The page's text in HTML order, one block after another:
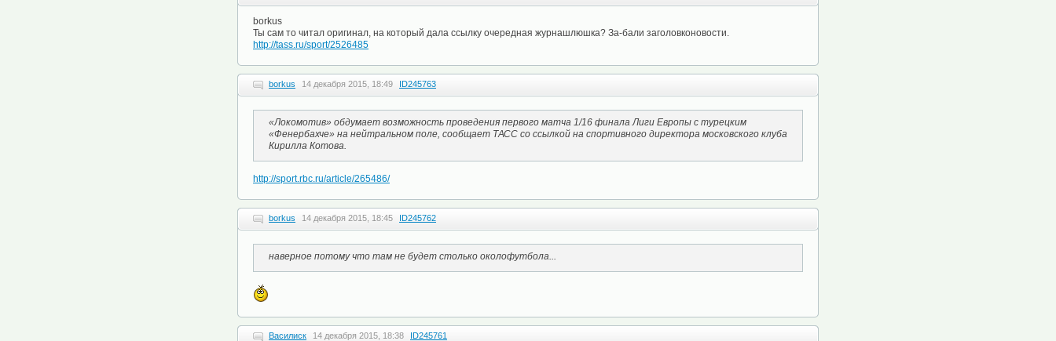
borkus
Ты сам то читал оригинал, на который дала ссылку очередная журнашлюшка? За-бали заголовконовости.
http://tass.ru/sport/2526485
borkus 14 декабря 2015, 18:49 ID245763
«Локомотив» обдумает возможность проведения первого матча 1/16 финала Лиги Европы с турецким
«Фенербахче» на нейтральном поле, сообщает ТАСС со ссылкой на спортивного директора московского клуба
Кирилла Котова.
http://sport.rbc.ru/article/265486/
borkus 14 декабря 2015, 18:45 ID245762
наверное потому что там не будет столько околофутбола...
Василиск 14 декабря 2015, 18:38 ID245761